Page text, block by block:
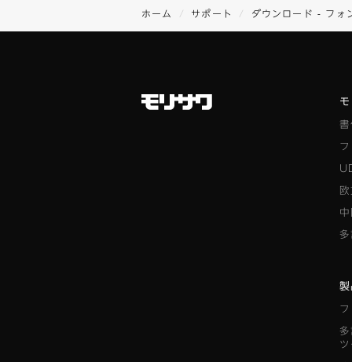
ホーム サポート ダウンロード - フォ
書
多
製
多